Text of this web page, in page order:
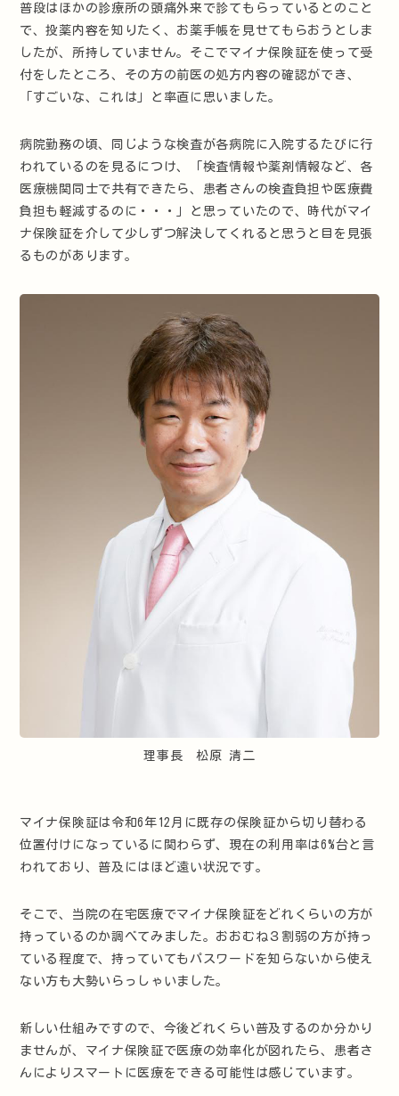
普段はほかの診療所の頭痛外来で診てもらっているとのこと
で、投薬内容を知りたく、お薬手帳を見せてもらおうとしま
したが、所持していません。そこでマイナ保険証を使って受
付をしたところ、その方の前医の処方内容の確認ができ、
「すごいな、これは」と率直に思いました。
病院勤務の頃、同じような検査が各病院に入院するたびに行
われているのを見るにつけ、「検査情報や薬剤情報など、各
医療機関同士で共有できたら、患者さんの検査負担や医療費
負担も軽減するのに・・・」と思っていたので、時代がマイ
ナ保険証を介して少しずつ解決してくれると思うと目を見張
るものがあります。
理事長 松原 清二
マイナ保険証は令和6年12月に既存の保険証から切り替わる
位置付けになっているに関わらず、現在の利用率は6%台と言
われており、普及にはほど遠い状況です。
そこで、当院の在宅医療でマイナ保険証をどれくらいの方が
持っているのか調べてみました。おおむね３割弱の方が持っ
ている程度で、持っていてもパスワードを知らないから使え
ない方も大勢いらっしゃいました。
新しい仕組みですので、今後どれくらい普及するのか分かり
ませんが、マイナ保険証で医療の効率化が図れたら、患者さ
んによりスマートに医療をできる可能性は感じています。